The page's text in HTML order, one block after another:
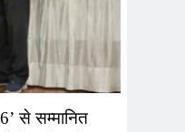
से सम्मानित